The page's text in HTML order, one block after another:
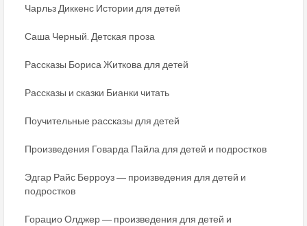
Чарльз Диккенс Истории для детей
Саша Черный. Детская проза
Рассказы Бориса Житкова для детей
Рассказы и сказки Бианки читать
Поучительные рассказы для детей
Произведения Говарда Пайла для детей и подростков
Эдгар Райс Берроуз ― произведения для детей и
подростков
Горацио Олджер ― произведения для детей и